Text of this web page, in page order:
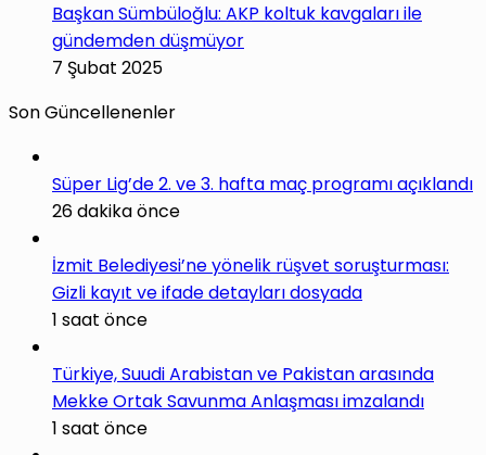
Başkan Sümbüloğlu: AKP koltuk kavgaları ile
gündemden düşmüyor
7 Şubat 2025
Son Güncellenenler
Süper Lig’de 2. ve 3. hafta maç programı açıklandı
26 dakika önce
İzmit Belediyesi’ne yönelik rüşvet soruşturması:
Gizli kayıt ve ifade detayları dosyada
1 saat önce
Türkiye, Suudi Arabistan ve Pakistan arasında
Mekke Ortak Savunma Anlaşması imzalandı
1 saat önce